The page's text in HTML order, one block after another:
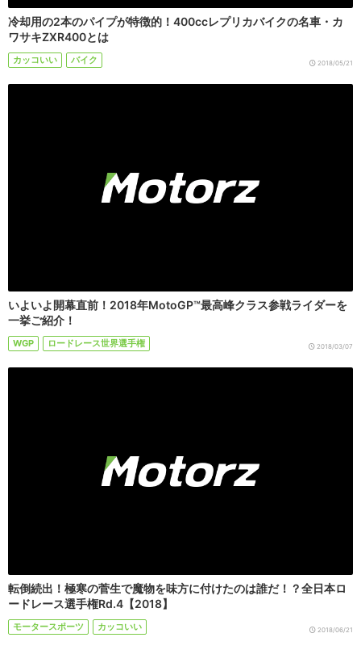
冷却用の2本のパイプが特徴的！400ccレプリカバイクの名車・カ
ワサキZXR400とは
カッコいい バイク 2018/05/21
いよいよ開幕直前！2018年MotoGP™最高峰クラス参戦ライダーを
一挙ご紹介！
WGP ロードレース世界選手権 2018/03/07
転倒続出！極寒の菅生で魔物を味方に付けたのは誰だ！？全日本ロ
ードレース選手権Rd.4【2018】
モータースポーツ カッコいい 2018/06/21